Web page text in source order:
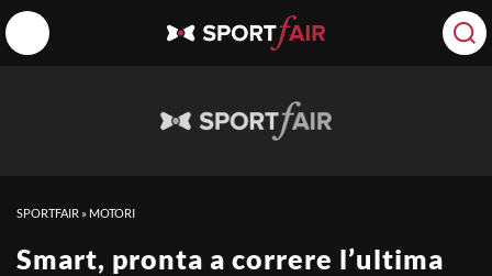
SPORTFAIR » MOTORI
Smart, pronta a correre l’ultima